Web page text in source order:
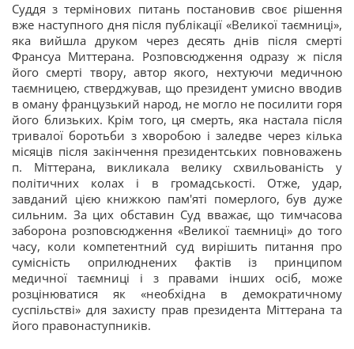
Суддя з термінових питань постановив своє рішення
вже наступного дня після публікації «Великої таємниці»,
яка вийшла друком через десять днів після смерті
Франсуа Миттерана. Розповсюдження одразу ж після
його смерті твору, автор якого, нехтуючи медичною
таємницею, стверджував, що президент умисно вводив
в оману французький народ, не могло не посилити горя
його близьких. Крім того, ця смерть, яка настала після
тривалої боротьби з хворобою і заледве через кілька
місяців після закінчення президентських повноважень
п. Міттерана, викликала велику схвильованість у
політичних колах і в громадськості. Отже, удар,
завданий цією книжкою пам'яті померлого, був дуже
сильним. За цих обставин Суд вважає, що тимчасова
заборона розповсюдження «Великої таємниці» до того
часу, коли компетентний суд вирішить питання про
сумісність оприлюднених фактів із принципом
медичної таємниці і з правами інших осіб, може
розцінюватися як «необхідна в демократичному
суспільстві» для захисту прав президента Міттерана та
його правонаступників.